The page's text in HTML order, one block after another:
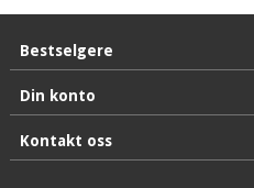
Bestselgere
Din konto
Kontakt oss